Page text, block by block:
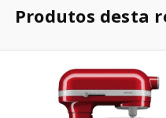
Produtos desta